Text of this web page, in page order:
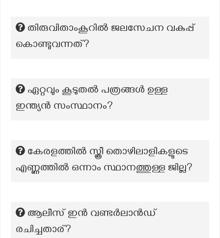
തിരുവിതാംകൂറിൽ ജലസേചന വകുപ്പ്
കൊണ്ടുവന്നത്?
ഏറ്റവും കൂടുതൽ പത്രങ്ങൾ ഉള്ള
ഇന്ത്യൻ സംസ്ഥാനം?
കേരളത്തിൽ സ്ത്രീ തൊഴിലാളികളുടെ
എണ്ണത്തിൽ ഒന്നാം സ്ഥാനത്തുള്ള ജില്ല?
ആലീസ് ഇൻ വണ്ടർലാൻഡ്‌
രചിച്ചതാര്?